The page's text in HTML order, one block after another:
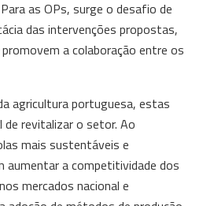
as OPs, surge o desafio de
das intervenções propostas,
a colaboração entre os
agricultura portuguesa, estas
revitalizar o setor. Ao
mais sustentáveis e
aumentar a competitividade dos
mercados nacional e